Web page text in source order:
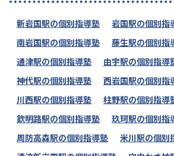
新岩国駅の個別指導塾
岩国駅の個別指
南岩国駅の個別指導塾
藤生駅の個別指
通津駅の個別指導塾
由宇駅の個別指導
神代駅の個別指導塾
西岩国駅の個別指
川西駅の個別指導塾
柱野駅の個別指導
欽明路駅の個別指導塾
玖珂駅の個別指
周防高森駅の個別指導塾
米川駅の個別